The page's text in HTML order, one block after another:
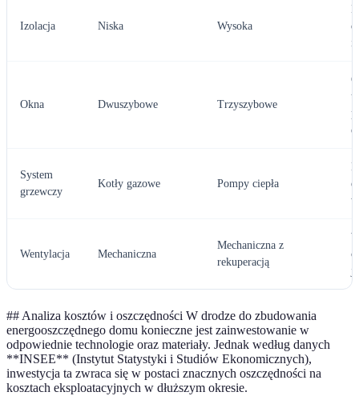
Izolacja Niska Wysoka
Okna Dwuszybowe Trzyszybowe
System
grzewczy
Kotły gazowe Pompy ciepła
Wentylacja Mechaniczna
Mechaniczna z
rekuperacją
## Analiza kosztów i oszczędności W drodze do zbudowania
energooszczędnego domu konieczne jest zainwestowanie w
odpowiednie technologie oraz materiały. Jednak według danych
**INSEE** (Instytut Statystyki i Studiów Ekonomicznych),
inwestycja ta zwraca się w postaci znacznych oszczędności na
kosztach eksploatacyjnych w dłuższym okresie.